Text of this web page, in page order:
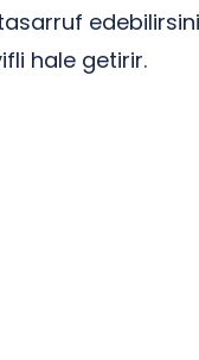
hale getirir.